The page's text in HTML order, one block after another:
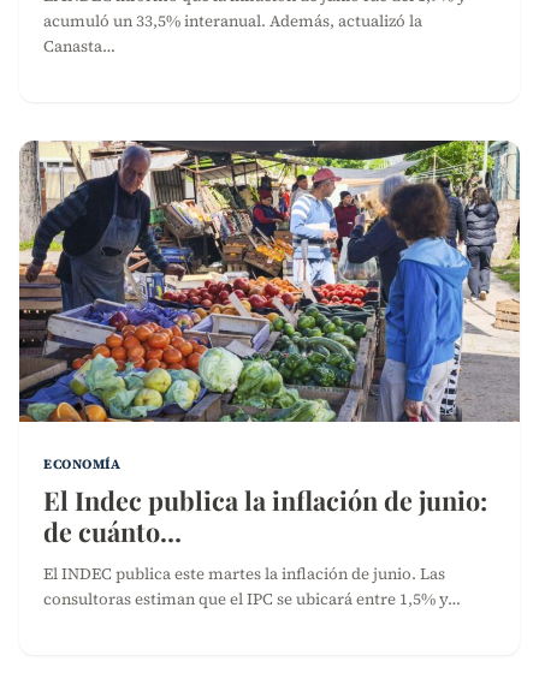
acumuló un 33,5% interanual. Además, actualizó la
Canasta…
ECONOMÍA
El Indec publica la inflación de junio:
de cuánto…
El INDEC publica este martes la inflación de junio. Las
consultoras estiman que el IPC se ubicará entre 1,5% y…